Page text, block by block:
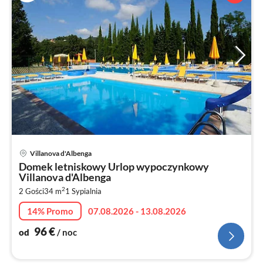
Villanova d'Albenga
Domek letniskowy Urlop wypoczynkowy
Villanova d'Albenga
2 Gości34 m21 Sypialnia
14% Promo
07.08.2026 - 13.08.2026
od 96€/ noc